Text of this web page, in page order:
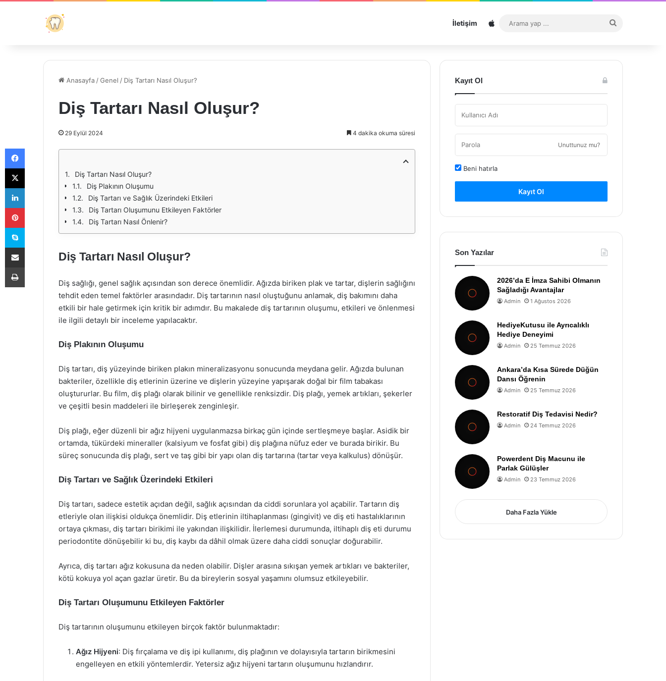
İletişim Sitemap
...
Anasayfa /Genel / Diş Tartarı Nasıl Oluşur?
Diş Tartarı Nasıl Oluşur?
29 Eylül 2024 4 dakika okuma süresi
Diş Tartarı Nasıl Oluşur?
Diş Plakının Oluşumu
Diş Tartarı ve Sağlık Üzerindeki Etkileri
Diş Tartarı Oluşumunu Etkileyen Faktörler
Diş Tartarı Nasıl Önlenir?
Diş Tartarı Nasıl Oluşur?
Diş sağlığı, genel sağlık açısından son derece önemlidir. Ağızda biriken plak ve tartar, dişlerin sağlığını
tehdit eden temel faktörler arasındadır. Diş tartarının nasıl oluştuğunu anlamak, diş bakımını daha
etkili bir hale getirmek için kritik bir adımdır. Bu makalede diş tartarının oluşumu, etkileri ve önlenmesi
ile ilgili detaylı bir inceleme yapılacaktır.
Diş Plakının Oluşumu
Diş tartarı, diş yüzeyinde biriken plakın mineralizasyonu sonucunda meydana gelir. Ağızda bulunan
bakteriler, özellikle diş etlerinin üzerine ve dişlerin yüzeyine yapışarak doğal bir film tabakası
oluştururlar. Bu film, diş plağı olarak bilinir ve genellikle renksizdir. Diş plağı, yemek artıkları, şekerler
ve çeşitli besin maddeleri ile birleşerek zenginleşir.
Diş plağı, eğer düzenli bir ağız hijyeni uygulanmazsa birkaç gün içinde sertleşmeye başlar. Asidik bir
ortamda, tükürdeki mineraller (kalsiyum ve fosfat gibi) diş plağına nüfuz eder ve burada birikir. Bu
süreç sonucunda diş plağı, sert ve taş gibi bir yapı olan diş tartarına (tartar veya kalkulus) dönüşür.
Diş Tartarı ve Sağlık Üzerindeki Etkileri
Diş tartarı, sadece estetik açıdan değil, sağlık açısından da ciddi sorunlara yol açabilir. Tartarın diş
etleriyle olan ilişkisi oldukça önemlidir. Diş etlerinin iltihaplanması (gingivit) ve diş eti hastalıklarının
ortaya çıkması, diş tartarı birikimi ile yakından ilişkilidir. İlerlemesi durumunda, iltihaplı diş eti durumu
periodontite dönüşebilir ki bu, diş kaybı da dâhil olmak üzere daha ciddi sonuçlar doğurabilir.
Ayrıca, diş tartarı ağız kokusuna da neden olabilir. Dişler arasına sıkışan yemek artıkları ve bakteriler,
kötü kokuya yol açan gazlar üretir. Bu da bireylerin sosyal yaşamını olumsuz etkileyebilir.
Diş Tartarı Oluşumunu Etkileyen Faktörler
Diş tartarının oluşumunu etkileyen birçok faktör bulunmaktadır:
Ağız Hijyeni: Diş fırçalama ve diş ipi kullanımı, diş plağının ve dolayısıyla tartarın birikmesini
engelleyen en etkili yöntemlerdir. Yetersiz ağız hijyeni tartarın oluşumunu hızlandırır.
Kayıt Ol
Unuttunuz mu?
Beni hatırla
Kayıt Ol
Son Yazılar
2026’da E İmza Sahibi Olmanın
Sağladığı Avantajlar
Admin 1 Ağustos 2026
HediyeKutusu ile Ayrıcalıklı
Hediye Deneyimi
Admin 25 Temmuz 2026
Ankara’da Kısa Sürede Düğün
Dansı Öğrenin
Admin 25 Temmuz 2026
Restoratif Diş Tedavisi Nedir?
Admin 24 Temmuz 2026
Powerdent Diş Macunu ile
Parlak Gülüşler
Admin 23 Temmuz 2026
Daha Fazla Yükle
Facebook
X
LinkedIn
Pinterest
Skype
E-Posta ile paylaş